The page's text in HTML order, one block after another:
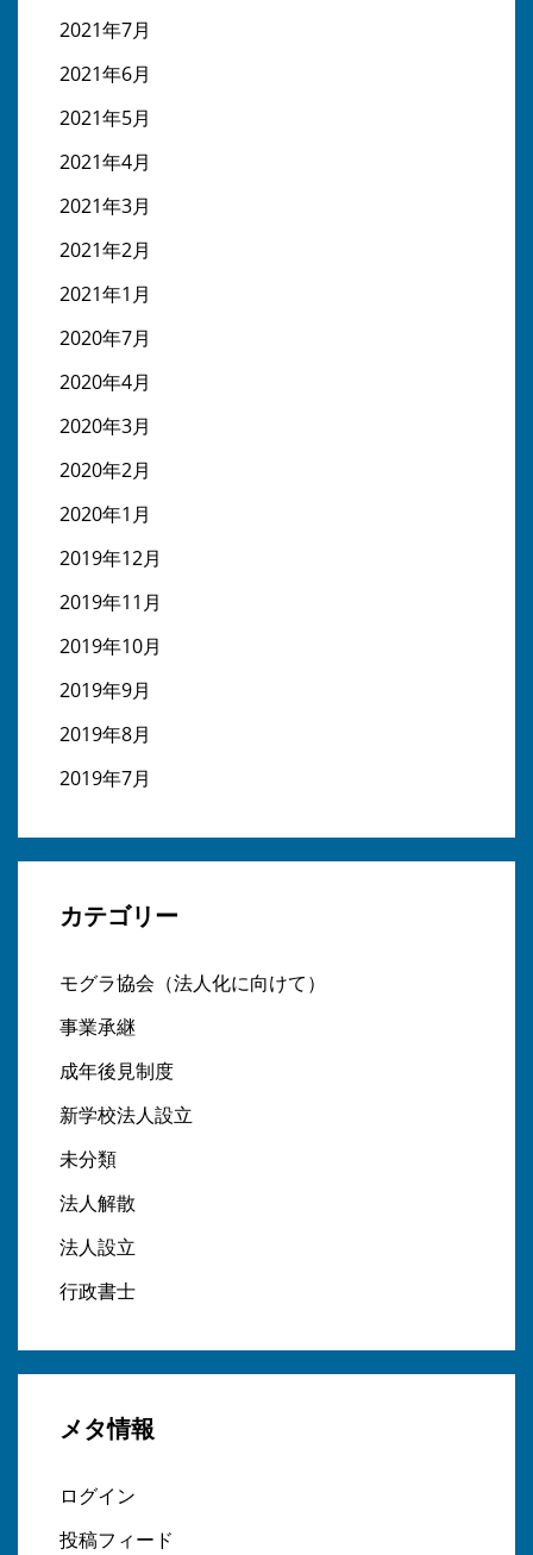
2021年7月
2021年6月
2021年5月
2021年4月
2021年3月
2021年2月
2021年1月
2020年7月
2020年4月
2020年3月
2020年2月
2020年1月
2019年12月
2019年11月
2019年10月
2019年9月
2019年8月
2019年7月
カテゴリー
モグラ協会（法人化に向けて）
事業承継
成年後見制度
新学校法人設立
未分類
法人解散
法人設立
行政書士
メタ情報
ログイン
投稿フィード